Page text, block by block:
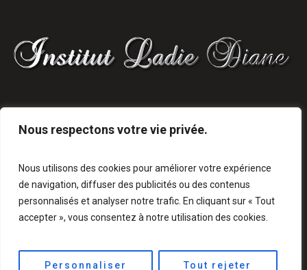
Nous respectons votre vie privée.
Nous utilisons des cookies pour améliorer votre expérience
de navigation, diffuser des publicités ou des contenus
personnalisés et analyser notre trafic. En cliquant sur « Tout
accepter », vous consentez à notre utilisation des cookies.
Personnaliser Tout rejeter
DE L'ORNE
02 33 38 83 36